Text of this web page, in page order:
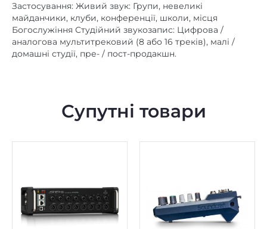
Застосування: Живий звук: Групи, невеликі
майданчики, клуби, конференції, школи, місця
Богослужіння Студійний звукозапис: Цифрова /
аналогова мультитрековий (8 або 16 треків), малі /
домашні студії, пре- / пост-продакшн.
Супутні товари